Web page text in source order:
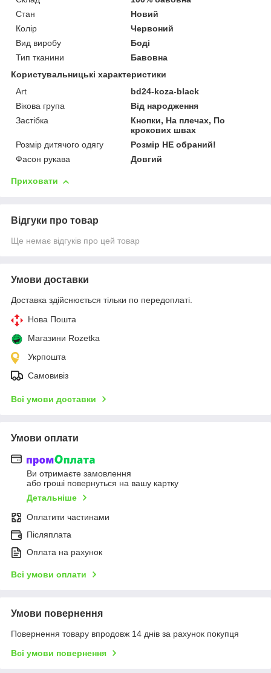
Стан
Новий
Колір
Червоний
Вид виробу
Боді
Тип тканини
Бавовна
Користувальницькі характеристики
Art
bd24-koza-black
Вікова група
Від народження
Застібка
Кнопки, На плечах, По
крокових швах
Розмір дитячого одягу
Розмір НЕ обраний!
Фасон рукава
Довгий
Приховати
Відгуки про товар
Ще немає відгуків про цей товар
Умови доставки
Доставка здійснюється тільки по передоплаті.
Нова Пошта
Магазини Rozetka
Укрпошта
Самовивіз
Всі умови доставки
Умови оплати
Ви отримаєте замовлення
або гроші повернуться на вашу картку
Детальніше
Оплатити частинами
Післяплата
Оплата на рахунок
Всі умови оплати
Умови повернення
Повернення товару впродовж 14 днів за рахунок покупця
Всі умови повернення